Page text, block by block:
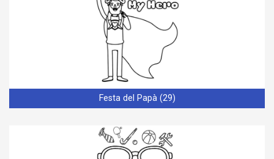
Festa del Papà (29)